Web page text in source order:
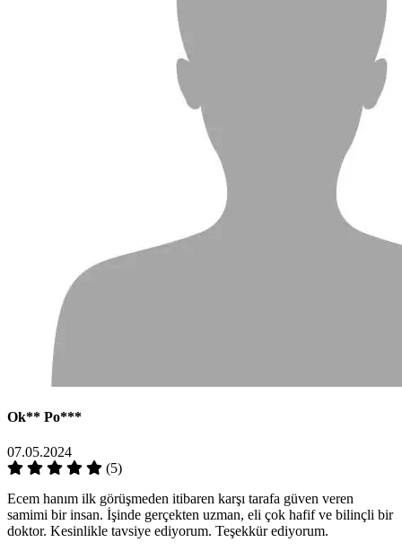
Ok** Po***
07.05.2024
(5)
Ecem hanım ilk görüşmeden itibaren karşı tarafa güven veren
samimi bir insan. İşinde gerçekten uzman, eli çok hafif ve bilinçli bir
doktor. Kesinlikle tavsiye ediyorum. Teşekkür ediyorum.